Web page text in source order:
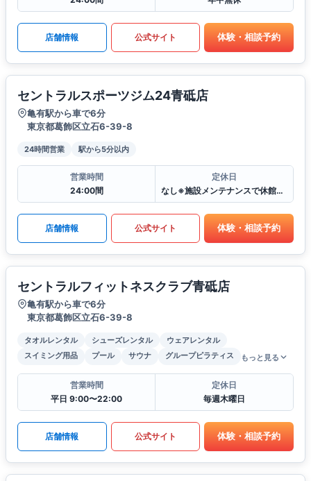
店舗情報 公式サイト 体験・相談予約
セントラルスポーツジム24青砥店
亀有駅から車で6分
東京都葛飾区立石6-39-8
24時間営業 駅から5分以内
営業時間
24:00間
定休日
なし※施設メンテナンスで休館となる場合がございます
店舗情報 公式サイト 体験・相談予約
セントラルフィットネスクラブ青砥店
亀有駅から車で6分
東京都葛飾区立石6-39-8
タオルレンタル シューズレンタル
ウェアレンタル
スイミング用品
プール サウナ グループピラティス もっと見る
営業時間
平日 9:00〜22:00
定休日
毎週木曜日
店舗情報 公式サイト 体験・相談予約